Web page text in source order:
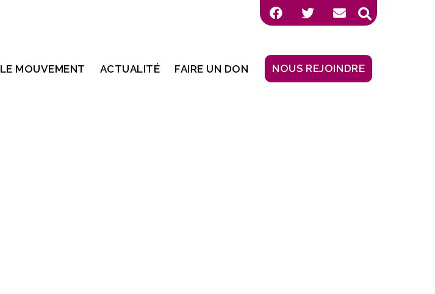
LE MOUVEMENT ACTUALITÉ FAIRE UN DON NOUS REJOINDRE